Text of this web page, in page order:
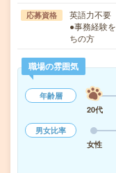
応募資格
英語力不要
●事務経験
ちの方
職場の雰囲気
年齢層
20代
男女比率
女性